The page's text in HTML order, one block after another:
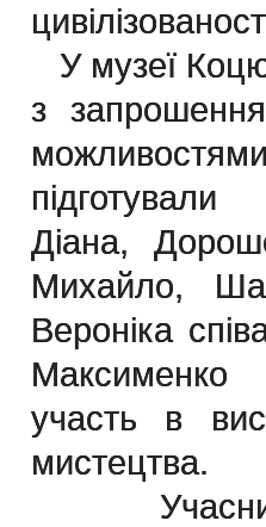
У музеї
з
підготували
Діана,
Михайло,
Вероніка
участь в
мистецтва.